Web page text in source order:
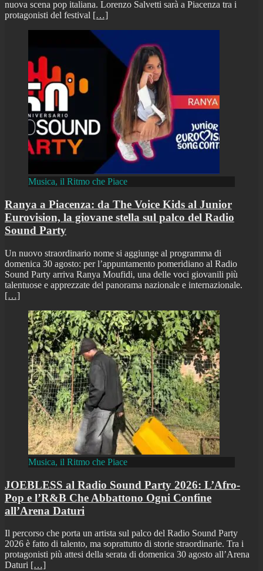
nuova scena pop italiana. Lorenzo Salvetti sarà a Piacenza tra i
protagonisti del festival […]
Musica, il Ritmo che Piace
Ranya a Piacenza: da The Voice Kids al Junior
Eurovision, la giovane stella sul palco del Radio
Sound Party
Un nuovo straordinario nome si aggiunge al programma di
domenica 30 agosto: per l’appuntamento pomeridiano al Radio
Sound Party arriva Ranya Moufidi, una delle voci giovanili più
talentuose e apprezzate del panorama nazionale e internazionale.
[…]
Musica, il Ritmo che Piace
JOEBLESS al Radio Sound Party 2026: L’Afro-
Pop e l’R&B Che Abbattono Ogni Confine
all’Arena Daturi
Il percorso che porta un artista sul palco del Radio Sound Party
2026 è fatto di talento, ma soprattutto di storie straordinarie. Tra i
protagonisti più attesi della serata di domenica 30 agosto all’Arena
Daturi […]